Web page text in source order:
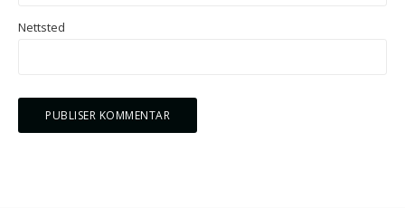
Nettsted